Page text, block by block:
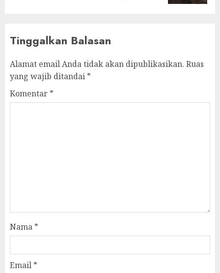
Tinggalkan Balasan
Alamat email Anda tidak akan dipublikasikan. Ruas
yang wajib ditandai *
Komentar *
Nama *
Email *